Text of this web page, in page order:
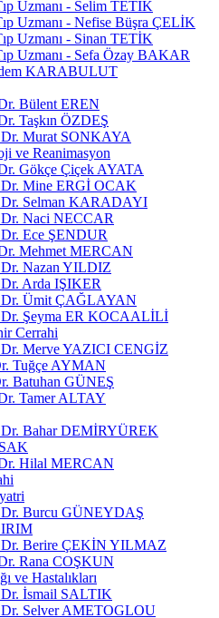
Uzmanı - Selim TETİK
Uzmanı - Nefise Büşra ÇELİK
Uzmanı - Sinan TETİK
Uzmanı - Sefa Özay BAKAR
KARABULUT
Bülent EREN
Taşkın ÖZDEŞ
Murat SONKAYA
ve Reanimasyon
Gökçe Çiçek AYATA
Mine ERGİ OCAK
Selman KARADAYI
Naci NECCAR
Ece ŞENDUR
Mehmet MERCAN
Nazan YILDIZ
Arda IŞIKER
Ümit ÇAĞLAYAN
Şeyma ER KOCAALİLİ
Cerrahi
Merve YAZICI CENGİZ
Tuğçe AYMAN
Batuhan GÜNEŞ
Tamer ALTAY
Bahar DEMİRYÜREK
Hilal MERCAN
Burcu GÜNEYDAŞ
Berire ÇEKİN YILMAZ
Rana COŞKUN
ve Hastalıkları
İsmail SALTIK
Selver AMETOGLOU